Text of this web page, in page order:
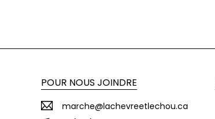
POUR NOUS JOINDRE
marche@lachevreetlechou.ca